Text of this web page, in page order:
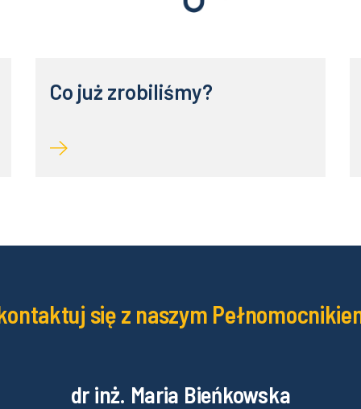
Co już zrobiliśmy?
się z naszym
dr inż. Maria Bieńkowska